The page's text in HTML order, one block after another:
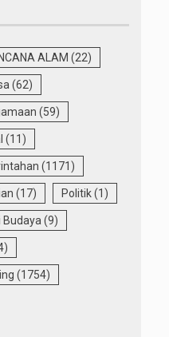
ALAM (22)
(62)
(59)
(11)
(1171)
(17) Politik(1)
Budaya (9)
(1754)